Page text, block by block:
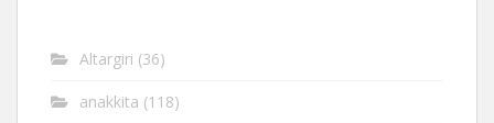
Altargiri (36)
anakkita (118)